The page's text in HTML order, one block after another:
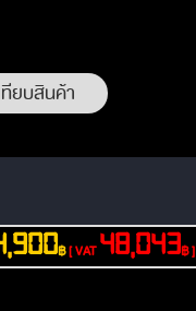
ทียบสินค้า
฿[ VAT48,043฿ ]